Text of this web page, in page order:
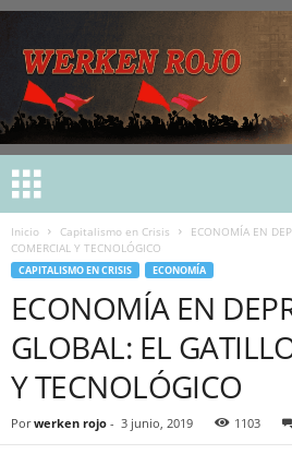
Inicio Capitalismo en Crisis
ECONOMÍA EN
COMERCIAL Y TECNOLÓGICO
CAPITALISMO EN CRISIS ECONOMÍA
ECONOMÍA EN
GLOBAL: EL
Y TECNOLÓGICO
Por werken rojo - 3 junio, 2019 1103